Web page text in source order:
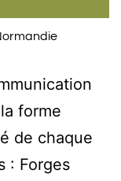
forme
de chaque
: Forges